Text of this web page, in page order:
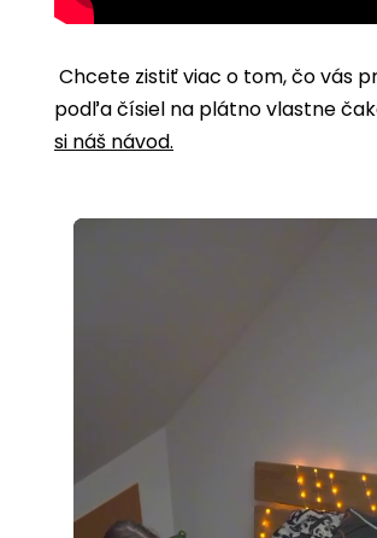
Chcete zistiť viac o tom, čo vás
podľa čísiel na plátno vlastne
si náš návod.